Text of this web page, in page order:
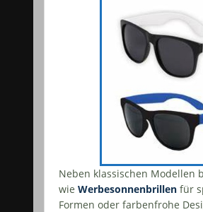
Neben klassischen Modellen
wie Werbesonnenbrillen für
Formen oder farbenfrohe